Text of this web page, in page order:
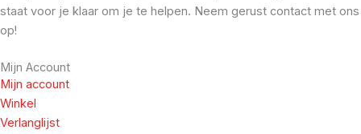
staat voor je klaar om je te helpen. Neem gerust contact met ons
op!
Mijn Account
Mijn account
Winkel
Verlanglijst